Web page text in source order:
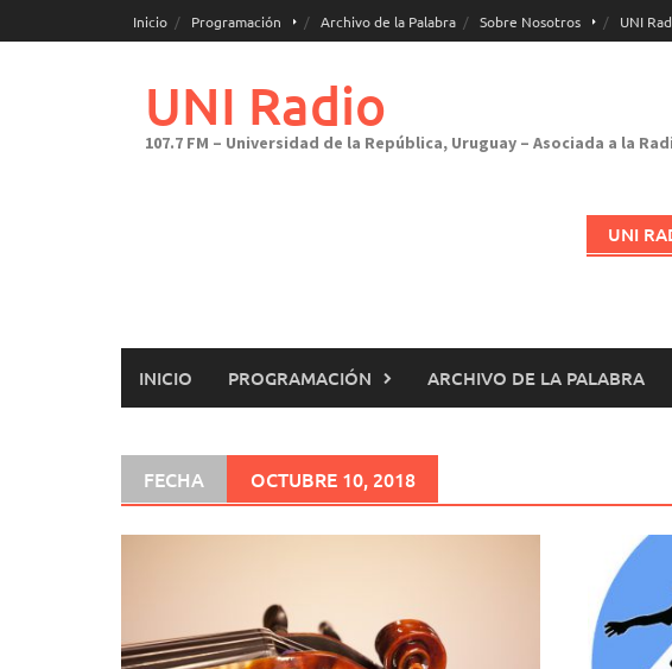
al
Inicio Programación Archivo de la Palabra Sobre Nosotros UNI
UNI Radio
107.7 FM – Universidad de la República, Uruguay – Asociada a la
UNI
INICIO PROGRAMACIÓN ARCHIVO DE LA PALABRA
FECHA OCTUBRE 10, 2018